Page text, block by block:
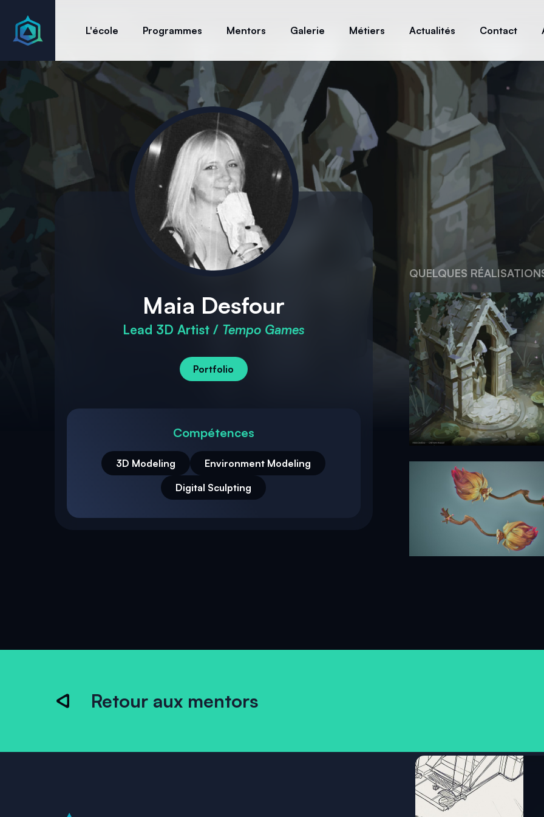
L'école Programmes Mentors Galerie Métiers Actualités Contact
Accueil
Maia Desfour
Lead 3D Artist / Tempo Games
Portfolio
Compétences
3D Modeling
Environment Modeling
Digital Sculpting
QUELQUES
Retour aux mentors